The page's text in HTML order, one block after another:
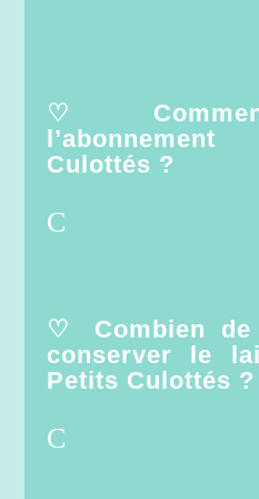
♡
Culottés ?
♡ Combien
conserver le
Petits Culottés ?